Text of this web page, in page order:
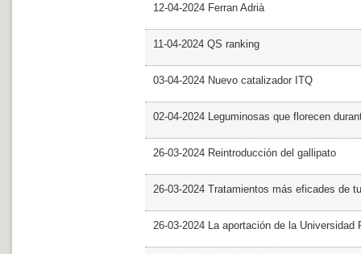
12-04-2024 Ferran Adrià
11-04-2024 QS ranking
03-04-2024 Nuevo catalizador ITQ
02-04-2024 Leguminosas que florecen
26-03-2024 Reintroducción del gallipato
26-03-2024 Tratamientos más eficades de
26-03-2024 La aportación de la Universidad